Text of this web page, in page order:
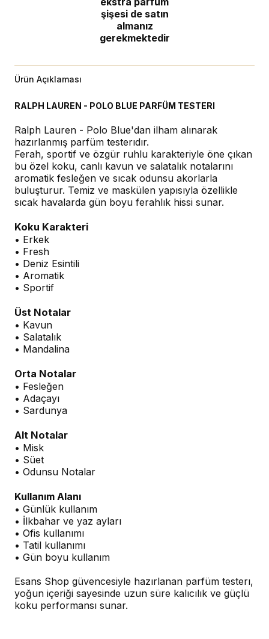
şişesi de satın
almanız
gerekmektedir
Ürün Açıklaması
RALPH LAUREN - POLO BLUE PARFÜM TESTERI
Ralph Lauren - Polo Blue'dan ilham alınarak
hazırlanmış parfüm testerıdır.
Ferah, sportif ve özgür ruhlu karakteriyle öne çıkan
bu özel koku, canlı kavun ve salatalık notalarını
aromatik fesleğen ve sıcak odunsu akorlarla
buluşturur. Temiz ve maskülen yapısıyla özellikle
sıcak havalarda gün boyu ferahlık hissi sunar.
Koku Karakteri
• Erkek
• Fresh
• Deniz Esintili
• Aromatik
• Sportif
Üst Notalar
• Kavun
• Salatalık
• Mandalina
Orta Notalar
• Fesleğen
• Adaçayı
• Sardunya
Alt Notalar
• Misk
• Süet
• Odunsu Notalar
Kullanım Alanı
• Günlük kullanım
• İlkbahar ve yaz ayları
• Ofis kullanımı
• Tatil kullanımı
• Gün boyu kullanım
Esans Shop güvencesiyle hazırlanan parfüm testerı,
yoğun içeriği sayesinde uzun süre kalıcılık ve güçlü
koku performansı sunar.